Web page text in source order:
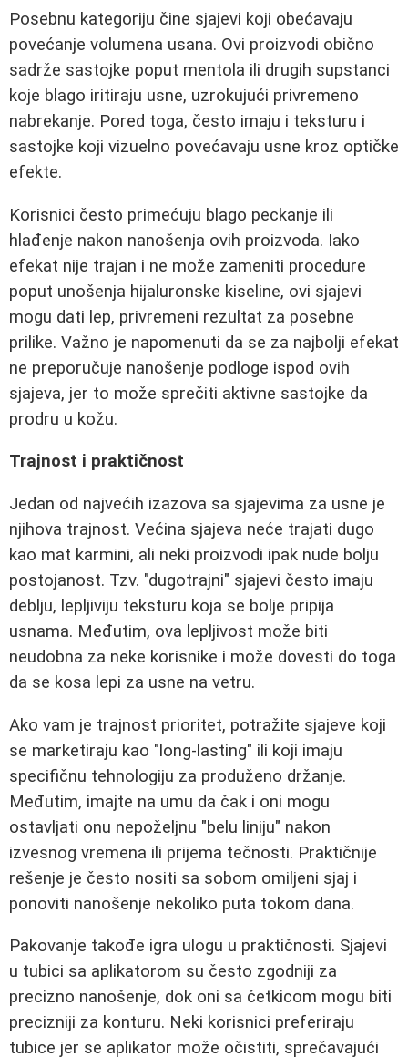
Posebnu kategoriju čine sjajevi koji obećavaju
povećanje volumena usana. Ovi proizvodi obično
sadrže sastojke poput mentola ili drugih supstanci
koje blago iritiraju usne, uzrokujući privremeno
nabrekanje. Pored toga, često imaju i teksturu i
sastojke koji vizuelno povećavaju usne kroz optičke
efekte.
Korisnici često primećuju blago peckanje ili
hlađenje nakon nanošenja ovih proizvoda. Iako
efekat nije trajan i ne može zameniti procedure
poput unošenja hijaluronske kiseline, ovi sjajevi
mogu dati lep, privremeni rezultat za posebne
prilike. Važno je napomenuti da se za najbolji efekat
ne preporučuje nanošenje podloge ispod ovih
sjajeva, jer to može sprečiti aktivne sastojke da
prodru u kožu.
Trajnost i praktičnost
Jedan od najvećih izazova sa sjajevima za usne je
njihova trajnost. Većina sjajeva neće trajati dugo
kao mat karmini, ali neki proizvodi ipak nude bolju
postojanost. Tzv. "dugotrajni" sjajevi često imaju
deblju, lepljiviju teksturu koja se bolje pripija
usnama. Međutim, ova lepljivost može biti
neudobna za neke korisnike i može dovesti do toga
da se kosa lepi za usne na vetru.
Ako vam je trajnost prioritet, potražite sjajeve koji
se marketiraju kao "long-lasting" ili koji imaju
specifičnu tehnologiju za produženo držanje.
Međutim, imajte na umu da čak i oni mogu
ostavljati onu nepoželjnu "belu liniju" nakon
izvesnog vremena ili prijema tečnosti. Praktičnije
rešenje je često nositi sa sobom omiljeni sjaj i
ponoviti nanošenje nekoliko puta tokom dana.
Pakovanje takođe igra ulogu u praktičnosti. Sjajevi
u tubici sa aplikatorom su često zgodniji za
precizno nanošenje, dok oni sa četkicom mogu biti
precizniji za konturu. Neki korisnici preferiraju
tubice jer se aplikator može očistiti, sprečavajući